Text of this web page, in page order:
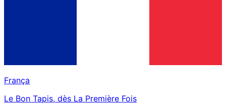
França
Le Bon Tapis, dès La Première Fois